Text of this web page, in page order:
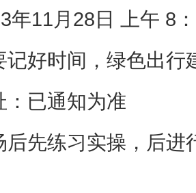
年11月28日 上午 8
记好时间，绿色出
：已通知为准
后先练习实操，后进